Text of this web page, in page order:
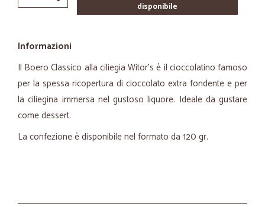
disponibile
Informazioni
Il Boero Classico alla ciliegia Witor's è il cioccolatino famoso
per la spessa ricopertura di cioccolato extra fondente e per
la ciliegina immersa nel gustoso liquore. Ideale da gustare
come dessert.
La confezione è disponibile nel formato da 120 gr.